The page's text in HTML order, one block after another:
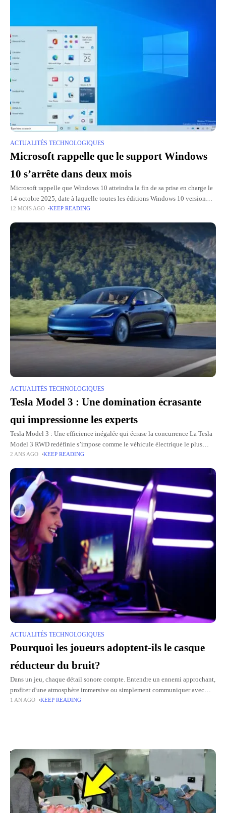
ACTUALITÉS TECHNOLOGIQUES
Microsoft rappelle que le support Windows
10 s’arrête dans deux mois
Microsoft rappelle que Windows 10 atteindra la fin de sa prise en charge le
14 octobre 2025, date à laquelle toutes les éditions Windows 10 version
10: 14 h, ainsi
12 MOIS AGO KEEP READING
ACTUALITÉS TECHNOLOGIQUES
Tesla Model 3 : Une domination écrasante
qui impressionne les experts
Tesla Model 3 : Une efficience inégalée qui écrase la concurrence La Tesla
Model 3 RWD redéfinie s’impose comme le véhicule électrique le plus
efficient du marché avec un score
2 ANS AGO KEEP READING
ACTUALITÉS TECHNOLOGIQUES
Pourquoi les joueurs adoptent-ils le casque
réducteur du bruit?
Dans un jeu, chaque détail sonore compte. Entendre un ennemi approchant,
profiter d'une atmosphère immersive ou simplement communiquer avec
votre équipe, tout passe par le son. Mais les distractions extérieures
1 AN AGO KEEP READING
Top Picks for You